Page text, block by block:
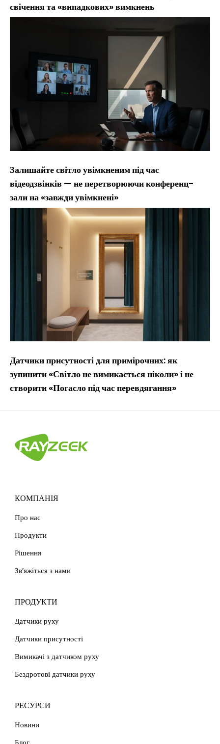
свічення та «випадкових» вимкнень
Залишайте світло увімкненим під час
відеодзвінків — не перетворюючи конференц-
зали на «завжди увімкнені»
Датчики присутності для примірочних: як
зупинити «Світло не вимикається ніколи» і не
створити «Погасло під час перевдягання»
КОМПАНІЯ
Про нас
Продукти
Рішення
Зв’яжіться з нами
ПРОДУКТИ
Датчики руху
Датчики присутності
Вимикачі з датчиком руху
Бездротові датчики руху
РЕСУРСИ
Новини